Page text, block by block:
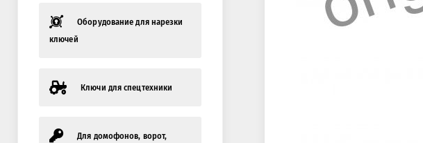
Оборудование для нарезки
ключей
Ключи для спецтехники
Для домофонов, ворот,